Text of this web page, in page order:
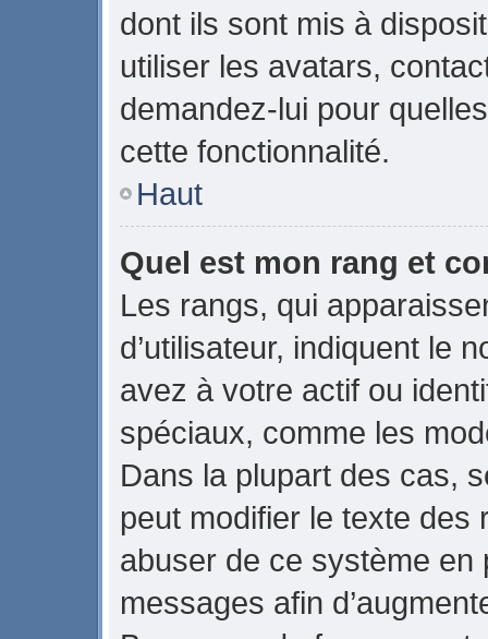
dont ils sont mis à
utiliser les avatars,
demandez-lui pour
cette fonctionnalité.
Haut
Quel est mon rang et
Les rangs, qui
d’utilisateur, indiquent le
avez à votre actif ou
spéciaux, comme les
Dans la plupart des cas,
peut modifier le texte des
abuser de ce système en
messages afin